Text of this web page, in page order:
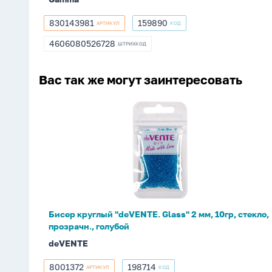
830143981
830143981 АРТИКУЛ 159890
159890 КОД
4606080526728
4606080526728 ШТРИХКОД
Вас так же могут заинтересовать
прозрачн.,
голубой
Бисер круглый "deVENTE. Glass" 2 мм, 10гр, стекло,
прозрачн., голубой
deVENTE
8001372 АРТИКУЛ 198714 КОД